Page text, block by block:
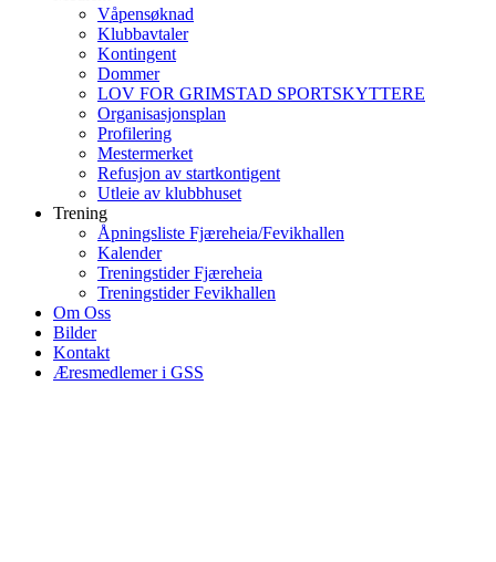
Våpensøknad
Klubbavtaler
Kontingent
Dommer
LOV FOR GRIMSTAD SPORTSKYTTERE
Organisasjonsplan
Profilering
Mestermerket
Refusjon av startkontigent
Utleie av klubbhuset
Trening
Åpningsliste Fjæreheia/Fevikhallen
Kalender
Treningstider Fjæreheia
Treningstider Fevikhallen
Om Oss
Bilder
Kontakt
Æresmedlemer i GSS